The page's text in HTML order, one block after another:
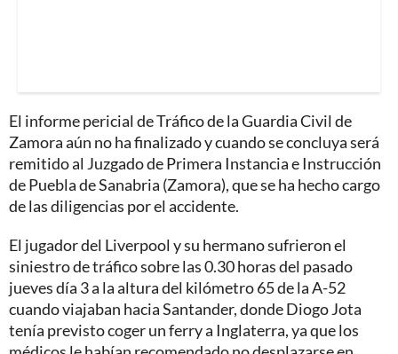
El informe pericial de Tráfico de la Guardia Civil de
Zamora aún no ha finalizado y cuando se concluya será
remitido al Juzgado de Primera Instancia e Instrucción
de Puebla de Sanabria (Zamora), que se ha hecho cargo
de las diligencias por el accidente.
El jugador del Liverpool y su hermano sufrieron el
siniestro de tráfico sobre las 0.30 horas del pasado
jueves día 3 a la altura del kilómetro 65 de la A-52
cuando viajaban hacia Santander, donde Diogo Jota
tenía previsto coger un ferry a Inglaterra, ya que los